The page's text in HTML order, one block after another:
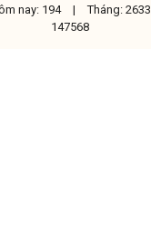
nay: 194 | Tháng: 2633
147568